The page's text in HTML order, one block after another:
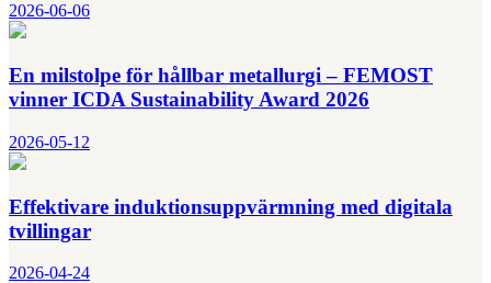
2026-06-06
En milstolpe för hållbar metallurgi – FEMOST
vinner ICDA Sustainability Award 2026
2026-05-12
Effektivare induktionsuppvärmning med digitala
tvillingar
2026-04-24